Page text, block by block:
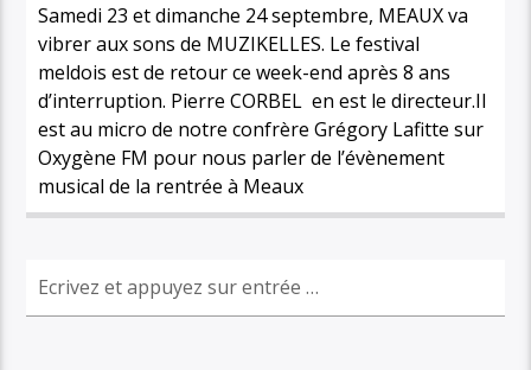
Samedi 23 et dimanche 24 septembre, MEAUX va
vibrer aux sons de MUZIKELLES. Le festival
meldois est de retour ce week-end après 8 ans
d’interruption. Pierre CORBEL en est le directeur.Il
est au micro de notre confrère Grégory Lafitte sur
Oxygène FM pour nous parler de l’évènement
musical de la rentrée à Meaux